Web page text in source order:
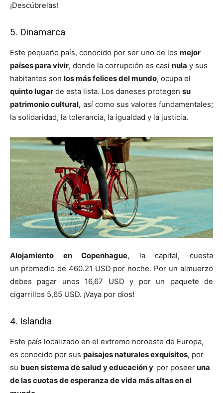
¡Descúbrelas!
5. Dinamarca
Este pequeño país, conocido por ser uno de los mejor
países para vivir, donde la corrupción es casi nula y sus
habitantes son los más felices del mundo, ocupa el
quinto lugar de esta lista. Los daneses protegen su
patrimonio cultural, así como sus valores fundamentales;
la solidaridad, la tolerancia, la igualdad y la justicia.
Alojamiento en Copenhague, la capital, cuesta
un promedio de 460.21 USD por noche. Por un almuerzo
debes pagar unos 16,67 USD y por un paquete de
cigarrillos 5,65 USD. ¡Vaya por dios!
4. Islandia
Este país localizado en el extremo noroeste de Europa,
es conocido por sus paisajes naturales exquisitos, por
su buen sistema de salud y educación y por poseeruna
de las cuotas de esperanza de vida más altas en el